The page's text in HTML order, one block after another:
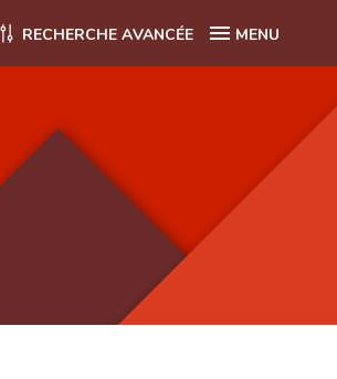
RECHERCHE AVANCÉE MENU